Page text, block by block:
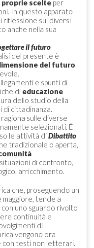
proprie scelte per
In questo apparato
riflessione sui diversi
anche nella sua
il futuro
del presente è
del futuro
e spunti di
di educazione
dello studio della
cittadinanza.
sulle diverse
selezionati. È
le attività diDibattito
tradizionale o aperta,
di confronto,
arricchimento.
che, proseguendo un
maggiore, tende a
con uno sguardo rivolto
continuità e
di
vengono ora
con testi non letterari.